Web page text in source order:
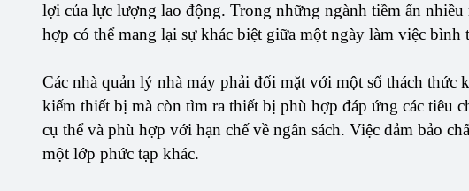
lợi của lực lượng lao động. Trong những ngành tiềm ẩn nhiều
hợp có thể mang lại sự khác biệt giữa một ngày làm việc
Các nhà quản lý nhà máy phải đối mặt với một số thách
kiếm thiết bị mà còn tìm ra thiết bị phù hợp đáp ứng các tiêu
cụ thể và phù hợp với hạn chế về ngân sách. Việc đảm bảo
một lớp phức tạp khác.